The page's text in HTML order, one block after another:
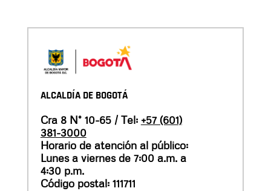
ALCALDÍA DE BOGOTÁ
Cra 8 N° 10-65 / Tel: +57 (601)
381-3000
Horario de atención al público:
Lunes a viernes de 7:00 a.m. a
4:30 p.m.
Código postal: 111711